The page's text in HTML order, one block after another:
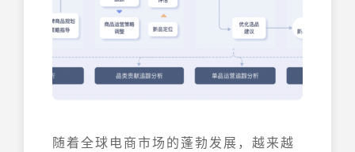
随着全球电商市场的蓬勃发展，越来越